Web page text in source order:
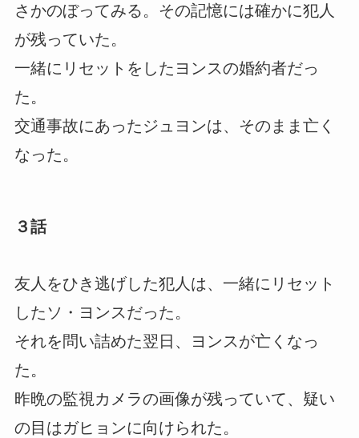
さかのぼってみる。その記憶には確かに犯人
が残っていた。
一緒にリセットをしたヨンスの婚約者だっ
た。
交通事故にあったジュヨンは、そのまま亡く
なった。
３話
友人をひき逃げした犯人は、一緒にリセット
したソ・ヨンスだった。
それを問い詰めた翌日、ヨンスが亡くなっ
た。
昨晩の監視カメラの画像が残っていて、疑い
の目はガヒョンに向けられた。